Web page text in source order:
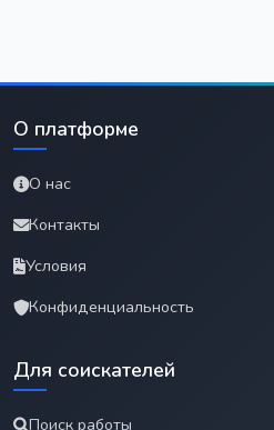
О платформе
О нас
Контакты
Условия
Конфиденциальность
Для соискателей
Поиск работы